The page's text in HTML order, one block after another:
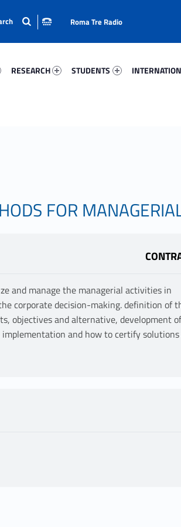
RESEARCH
STUDENTS
Roma Tre Radio
FOR
and manage the managerial activities in
corporate decision-making. definition of
objectives and alternative, development of
and how to certify